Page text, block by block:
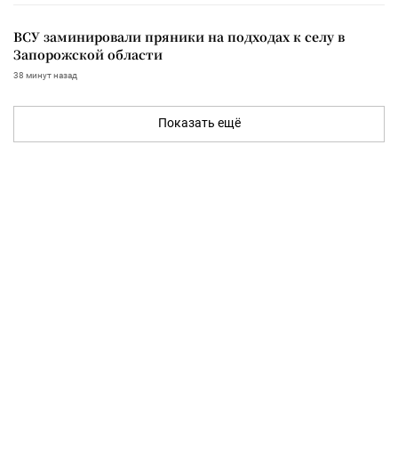
ВСУ заминировали пряники на подходах к селу в
Запорожской области
38 минут назад
Показать ещё